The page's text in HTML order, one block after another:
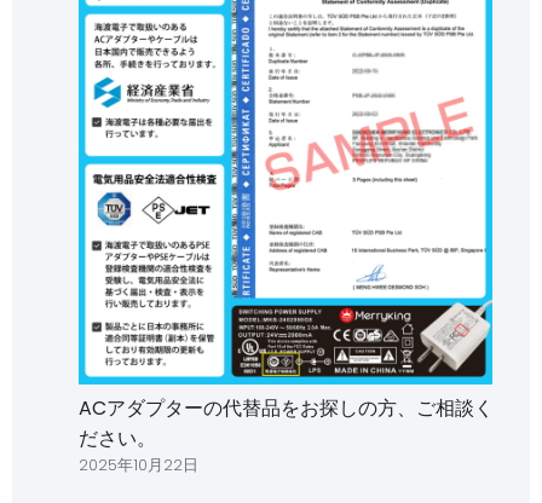
ACアダプターの代替品をお探しの方、ご相談く
ださい。
2025年10月22日